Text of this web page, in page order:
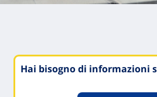
Hai bisogno di informazioni